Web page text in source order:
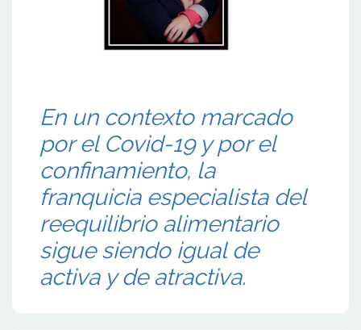
En un contexto marcado
por el Covid-19 y por el
confinamiento, la
franquicia especialista del
reequilibrio alimentario
sigue siendo igual de
activa y de atractiva.